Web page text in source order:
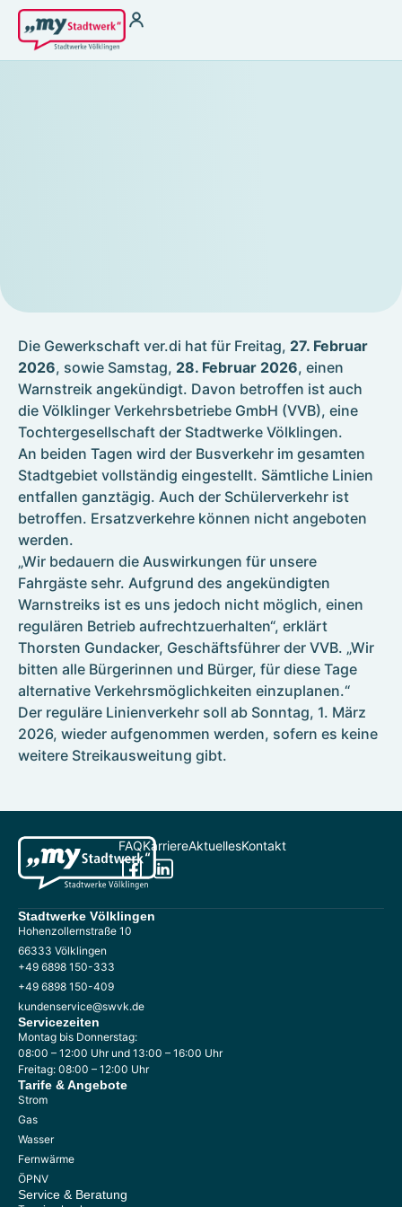
Strom
Strom zu BörsenpreisenVermieter
Energiespartipps
Energieausweis
Zählerablesung
FAQ
Kontakt
Umzugsservice
Formulare
Kontakt
Photovoltaik
Referenzen
Wallboxen
E-Mobilität für Völklingen
Die Gewerkschaft ver.di hat für Freitag, 27. Februar
2026, sowie Samstag, 28. Februar 2026, einen
Warnstreik angekündigt. Davon betroffen ist auch
die Völklinger Verkehrsbetriebe GmbH (VVB), eine
Tochtergesellschaft der Stadtwerke Völklingen.
An beiden Tagen wird der Busverkehr im gesamten
Stadtgebiet vollständig eingestellt. Sämtliche Linien
entfallen ganztägig. Auch der Schülerverkehr ist
betroffen. Ersatzverkehre können nicht angeboten
werden.
„Wir bedauern die Auswirkungen für unsere
Fahrgäste sehr. Aufgrund des angekündigten
Warnstreiks ist es uns jedoch nicht möglich, einen
regulären Betrieb aufrechtzuerhalten“, erklärt
Thorsten Gundacker, Geschäftsführer der VVB. „Wir
bitten alle Bürgerinnen und Bürger, für diese Tage
alternative Verkehrsmöglichkeiten einzuplanen.“
Der reguläre Linienverkehr soll ab Sonntag, 1. März
2026, wieder aufgenommen werden, sofern es keine
weitere Streikausweitung gibt.
FAQKarriereAktuellesKontakt
Stadtwerke Völklingen
Hohenzollernstraße 10
66333 Völklingen
+49 6898 150-333
+49 6898 150-409
kundenservice@swvk.de
Servicezeiten
Montag bis Donnerstag:
08:00 – 12:00 Uhr und 13:00 – 16:00 Uhr
Freitag: 08:00 – 12:00 Uhr
Tarife & Angebote
Strom
Gas
Wasser
Fernwärme
ÖPNV
Service & Beratung